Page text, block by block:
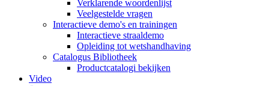
Verklarende woordenlijst
Veelgestelde vragen
Interactieve demo's en trainingen
Interactieve straaldemo
Opleiding tot wetshandhaving
Catalogus Bibliotheek
Productcatalogi bekijken
Video